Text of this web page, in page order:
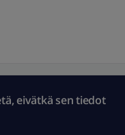
eivätkä sen tiedot